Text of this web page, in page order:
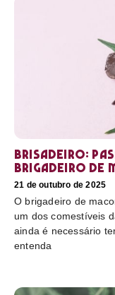
Brisadeiro:
brigadeiro de
21 de outubro de 2025
O brigadeiro de
um dos comestíveis
ainda é necessário
entenda